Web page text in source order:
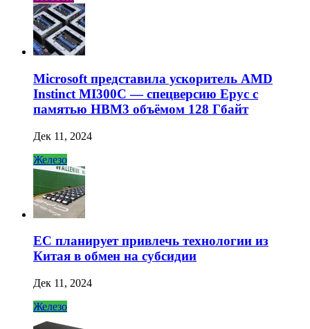
Microsoft представила ускоритель AMD
Instinct MI300C — спецверсию Epyc с
памятью HBM3 объёмом 128 Гбайт
Дек 11, 2024
Железо
ЕС планирует привлечь технологии из
Китая в обмен на субсидии
Дек 11, 2024
Железо